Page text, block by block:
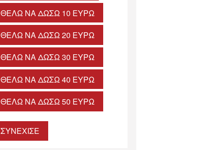
ΘΈΛΩ ΝΑ ΔΏΣΩ 10 ΕΥΡΏ
ΘΈΛΩ ΝΑ ΔΏΣΩ 20 ΕΥΡΏ
ΘΈΛΩ ΝΑ ΔΏΣΩ 30 ΕΥΡΏ
ΘΈΛΩ ΝΑ ΔΏΣΩ 40 ΕΥΡΏ
ΘΈΛΩ ΝΑ ΔΏΣΩ 50 ΕΥΡΏ
ΣΥΝΕΧΙΣΕ